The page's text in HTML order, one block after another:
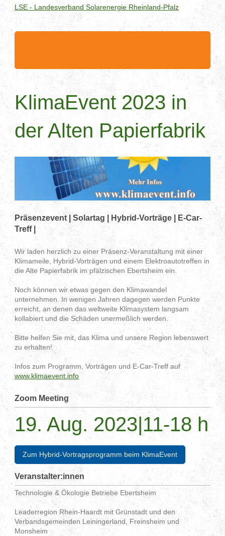
LSE - Landesverband Solarenergie Rheinland-Pfalz
KlimaEvent 2023 in
der Alten Papierfabrik
Präsenzevent | Solartag | Hybrid-Vorträge | E-Car-
Treff |
Wir laden herzlich zu einer Präsenz-Veranstaltung mit einer
Klimameile, Hybrid-Vorträgen und einem Elektroautotreffen in
die Alte Papierfabrik im pfälzischen Ebertsheim ein.
Noch können wir etwas gegen den Klimawandel
unternehmen. In wenigen Jahren dagegen werden Punkte
erreicht, an denen das weltweite Klimasystem langsam
kollabiert und die Schäden unermeßlich werden.
Bitte helfen Sie mit, das Klima und unsere Region lebenswert
zu erhalten!
Infos zum Programm, Vorträgen und E-Car-Treff auf
www.klimaevent.info
Zoom Meeting
19. Aug. 2023|11-18 h
Zum Hybrid-Vortragsprogramm beim KlimaEvent
Veranstalter:innen
Technologie & Ökologie Betriebe Ebertsheim
Leaderregion Rhein-Haardt mit Grünstadt und den
Verbandsgemeinden Leiningerland, Freinsheim und
Monsheim